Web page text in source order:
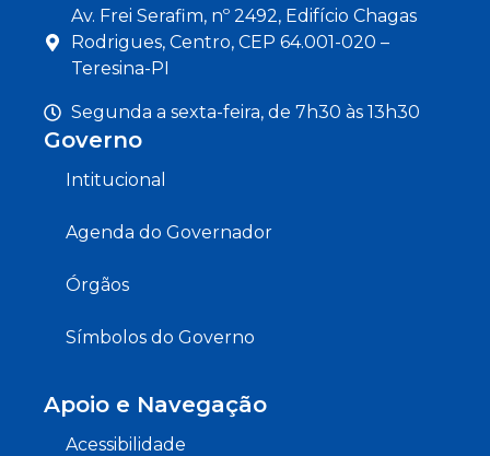
Av. Frei Serafim, nº 2492, Edifício Chagas
Rodrigues, Centro, CEP 64.001-020 –
Teresina-PI
Segunda a sexta-feira, de 7h30 às 13h30
Governo
Intitucional
Agenda do Governador
Órgãos
Símbolos do Governo
Apoio e Navegação
Acessibilidade